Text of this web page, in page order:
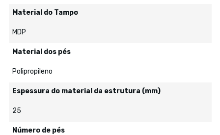
Material do Tampo
MDP
Material dos pés
Polipropileno
Espessura do material da estrutura (mm)
25
Número de pés